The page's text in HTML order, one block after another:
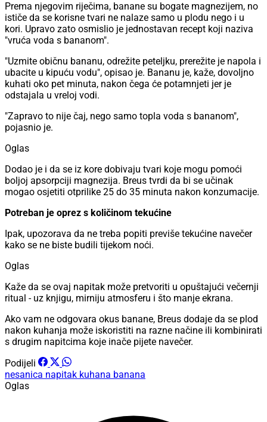
Prema njegovim riječima, banane su bogate magnezijem, no
ističe da se korisne tvari ne nalaze samo u plodu nego i u
kori. Upravo zato osmislio je jednostavan recept koji naziva
"vruća voda s bananom".
"Uzmite običnu bananu, odrežite peteljku, prerežite je napola i
ubacite u kipuću vodu", opisao je. Bananu je, kaže, dovoljno
kuhati oko pet minuta, nakon čega će potamnjeti jer je
odstajala u vreloj vodi.
"Zapravo to nije čaj, nego samo topla voda s bananom",
pojasnio je.
Oglas
Dodao je i da se iz kore dobivaju tvari koje mogu pomoći
boljoj apsorpciji magnezija. Breus tvrdi da bi se učinak
mogao osjetiti otprilike 25 do 35 minuta nakon konzumacije.
Potreban je oprez s količinom tekućine
Ipak, upozorava da ne treba popiti previše tekućine navečer
kako se ne biste budili tijekom noći.
Oglas
Kaže da se ovaj napitak može pretvoriti u opuštajući večernji
ritual - uz knjigu, mirniju atmosferu i što manje ekrana.
Ako vam ne odgovara okus banane, Breus dodaje da se plod
nakon kuhanja može iskoristiti na razne načine ili kombinirati
s drugim napitcima koje inače pijete navečer.
Podijeli
nesanica napitak kuhana banana
Oglas